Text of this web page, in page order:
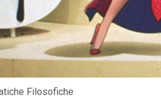
Filosofiche